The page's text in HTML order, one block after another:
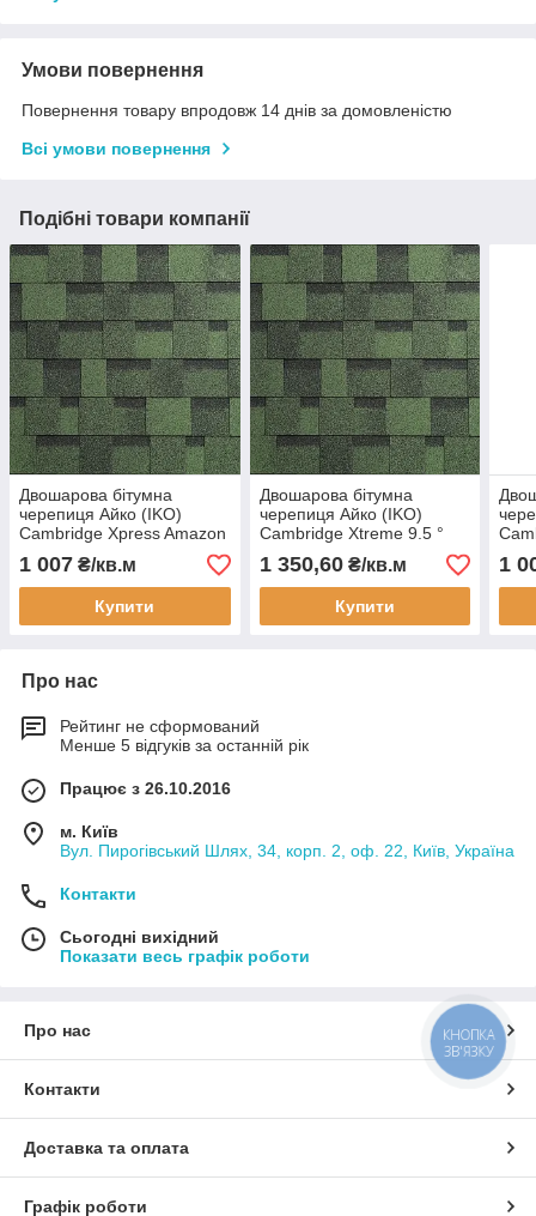
Умови повернення
Повернення товару впродовж 14 днів за домовленістю
Всі умови повернення
Подібні товари компанії
Двошарова бітумна
черепиця Айко (IKO)
Cambridge Xpress Amazon
Green Зелена
1 007 ₴/кв.м
Купити
Двошарова бітумна
черепиця Айко (IKO)
Cambridge Xtreme 9.5 °
Amazon Green Зелена
1 350,60₴/кв.м
Купити
1
Про нас
Рейтинг не сформований
Менше 5 відгуків за останній рік
Працює з 26.10.2016
м. Київ
Вул. Пирогівський Шлях, 34, корп. 2, оф. 22, Київ, Україна
Контакти
Сьогодні вихідний
Показати весь графік роботи
Про нас
Контакти
Доставка та оплата
Графік роботи
КНОПКА
ЗВ'ЯЗКУ